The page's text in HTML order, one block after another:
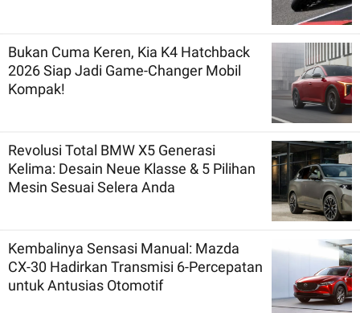
Bukan Cuma Keren, Kia K4 Hatchback
2026 Siap Jadi Game-Changer Mobil
Kompak!
Revolusi Total BMW X5 Generasi
Kelima: Desain Neue Klasse & 5 Pilihan
Mesin Sesuai Selera Anda
Kembalinya Sensasi Manual: Mazda
CX-30 Hadirkan Transmisi 6-Percepatan
untuk Antusias Otomotif